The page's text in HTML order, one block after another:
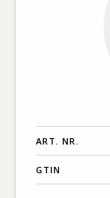
ART. NR.
GTIN